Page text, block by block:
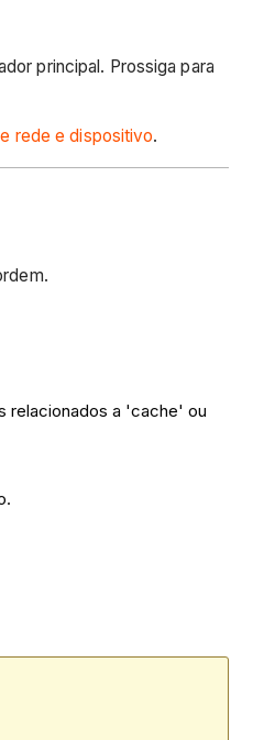
principal. Prossiga para
rede e dispositivo.
relacionados a 'cache' ou